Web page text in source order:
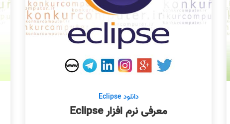
دانلود Eclipse
معرفی نرم افزار Eclipse